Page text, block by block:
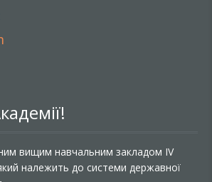
вищим навчальним закладом IV
належить до системи державної